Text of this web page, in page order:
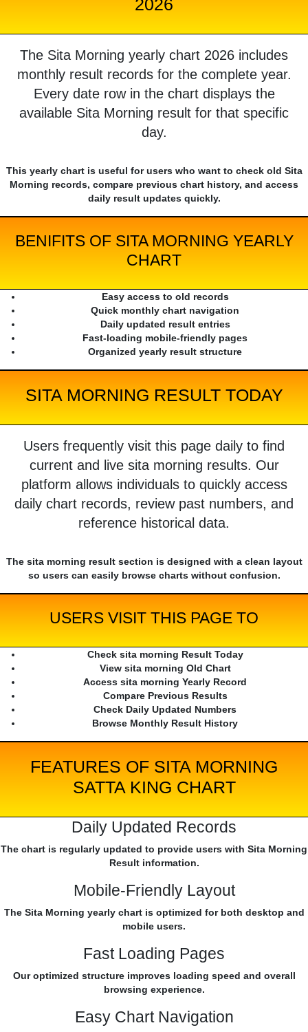
2026
The Sita Morning yearly chart 2026 includes
monthly result records for the complete year.
Every date row in the chart displays the
available Sita Morning result for that specific
day.
This yearly chart is useful for users who want to check old Sita
Morning records, compare previous chart history, and access
daily result updates quickly.
BENIFITS OF SITA MORNING YEARLY
CHART
Easy access to old records
Quick monthly chart navigation
Daily updated result entries
Fast-loading mobile-friendly pages
Organized yearly result structure
SITA MORNING RESULT TODAY
Users frequently visit this page daily to find
current and live sita morning results. Our
platform allows individuals to quickly access
daily chart records, review past numbers, and
reference historical data.
The sita morning result section is designed with a clean layout
so users can easily browse charts without confusion.
USERS VISIT THIS PAGE TO
Check sita morning Result Today
View sita morning Old Chart
Access sita morning Yearly Record
Compare Previous Results
Check Daily Updated Numbers
Browse Monthly Result History
FEATURES OF SITA MORNING
SATTA KING CHART
Daily Updated Records
The chart is regularly updated to provide users with Sita Morning
Result information.
Mobile-Friendly Layout
The Sita Morning yearly chart is optimized for both desktop and
mobile users.
Fast Loading Pages
Our optimized structure improves loading speed and overall
browsing experience.
Easy Chart Navigation